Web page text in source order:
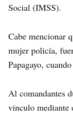
Social (IMSS).
Cabe mencionar
mujer policía,
Papagayo,
Al comandantes
vinculo mediante